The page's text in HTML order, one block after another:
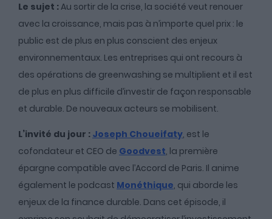
Le sujet :Au sortir de la crise, la société veut renouer
avec la croissance, mais pas à n’importe quel prix : le
public est de plus en plus conscient des enjeux
environnementaux. Les entreprises qui ont recours à
des opérations de greenwashing se multiplient et il est
de plus en plus difficile d’investir de façon responsable
et durable. De nouveaux acteurs se mobilisent.
L’invité du jour : Joseph Choueifaty, est le
cofondateur et CEO de Goodvest, la première
épargne compatible avec l’Accord de Paris. Il anime
également le podcast Monéthique, qui aborde les
enjeux de la finance durable. Dans cet épisode, il